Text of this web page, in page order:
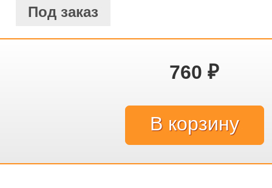
Под заказ
760 ₽